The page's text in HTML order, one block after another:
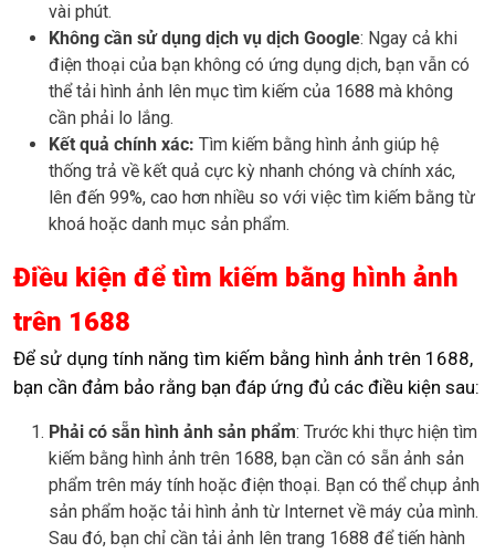
vài phút.
Không cần sử dụng dịch vụ dịch Google: Ngay cả khi
điện thoại của bạn không có ứng dụng dịch, bạn vẫn có
thể tải hình ảnh lên mục tìm kiếm của 1688 mà không
cần phải lo lắng.
Kết quả chính xác: Tìm kiếm bằng hình ảnh giúp hệ
thống trả về kết quả cực kỳ nhanh chóng và chính xác,
lên đến 99%, cao hơn nhiều so với việc tìm kiếm bằng từ
khoá hoặc danh mục sản phẩm.
Điều kiện để tìm kiếm bằng hình ảnh
trên 1688
Để sử dụng tính năng tìm kiếm bằng hình ảnh trên 1688,
bạn cần đảm bảo rằng bạn đáp ứng đủ các điều kiện sau:
Phải có sẵn hình ảnh sản phẩm: Trước khi thực hiện tìm
kiếm bằng hình ảnh trên 1688, bạn cần có sẵn ảnh sản
phẩm trên máy tính hoặc điện thoại. Bạn có thể chụp ảnh
sản phẩm hoặc tải hình ảnh từ Internet về máy của mình.
Sau đó, bạn chỉ cần tải ảnh lên trang 1688 để tiến hành